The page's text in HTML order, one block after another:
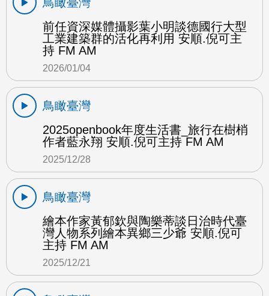
前任資深媒體攝影葉小明談德國行大型
工業建築群的活化再利用 安順.倪可主
持 FM AM
2026/01/04
鳥瞰臺灣
2025openbook年度生活書_旅行在樹梢
作者藍永翔 安順.倪可主持 FM AM
2025/12/28
鳥瞰臺灣
繪本作家黃郁欽與陶樂蒂談日治時代臺
灣人物系列繪本異鄉三少爺 安順.倪可
主持 FM AM
2025/12/21